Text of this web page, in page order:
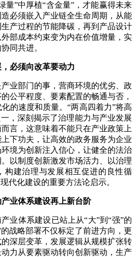
量”中厚植“含金量”，才能赢得未来
必须嵌入产业链全生命周期，从能
产过程的节能降碳，再到产品设计
部成本约束变为内在价值增量，实
同共进。
，必须向改革要动力
业部门的事，营商环境的优劣、政
公平程度、要素配置的畅通与否，
的速度和质量。“两高四着力”将高
，深刻揭示了治理能力与产业发展
言，这意味着不能只在产业政策上
下功夫，让高效的政务服务为企业
境为创新注入信心，让健全的法治
以制度创新激发市场活力、以治理
构建治理与发展相互促进的良性循
代化建设的重要方法论启示。
业体系建设再上新台阶
业体系建设已站上从“大”到“强”的
战略部署不仅标定了前进方向，更
深层变革，发展逻辑从规模扩张转
力从要素驱动转向创新驱动，生产